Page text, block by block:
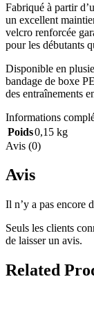
Fabriqué à partir
un excellent
velcro renforcée
pour les débutants
Disponible en
bandage de boxe
des entraînements
Informations
Poids0,15 kg
Avis (0)
Avis
Il n’y a pas encore
Seuls les clients
de laisser un avis.
Related